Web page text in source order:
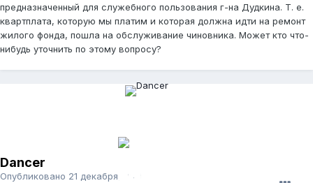
предназначенный для служебного пользования г-на Дудкина. Т. е.
квартплата, которую мы платим и которая должна идти на ремонт
жилого фонда, пошла на обслуживание чиновника. Может кто что-
нибудь уточнить по этому вопросу?
Dancer
Опубликовано 21 декабря, 2011